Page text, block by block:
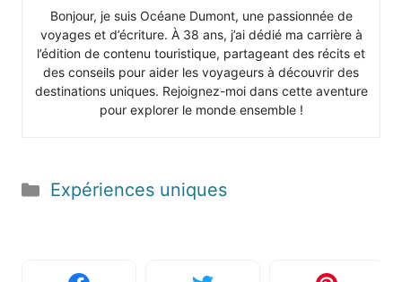
Bonjour, je suis Océane Dumont, une passionnée de
voyages et d’écriture. À 38 ans, j’ai dédié ma carrière à
l’édition de contenu touristique, partageant des récits et
des conseils pour aider les voyageurs à découvrir des
destinations uniques. Rejoignez-moi dans cette aventure
pour explorer le monde ensemble !
Catégories
Expériences uniques